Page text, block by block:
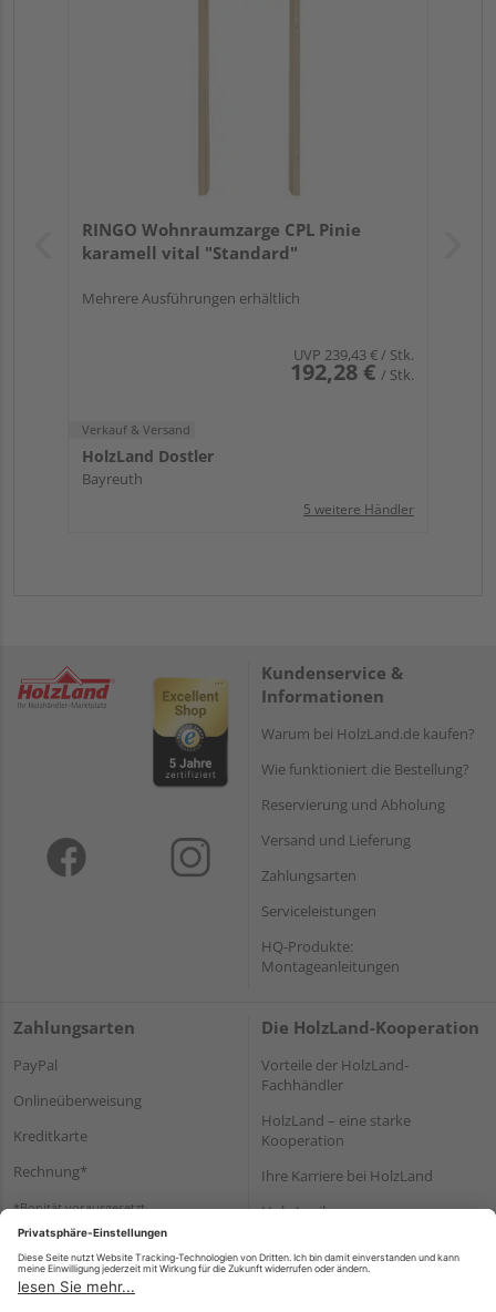
RINGO Wohnraumzarge CPL Pinie
karamell vital "Standard"
Mehrere Ausführungen erhältlich
UVP 239,43 €/ Stk.
192,28 € / Stk.
Verkauf & Versand
HolzLand Dostler
Bayreuth
5 weitere Händler
Kundenservice &
Informationen
Warum bei HolzLand.de kaufen?
Wie funktioniert die Bestellung?
Reservierung und Abholung
Versand und Lieferung
Zahlungsarten
Serviceleistungen
HQ-Produkte:
Montageanleitungen
Zahlungsarten
PayPal
Onlineüberweisung
Kreditkarte
Rechnung*
*Bonität vorausgesetzt
Die HolzLand-Kooperation
Vorteile der HolzLand-
Fachhändler
HolzLand – eine starke
Kooperation
Ihre Karriere bei HolzLand
Holz-Lexikon